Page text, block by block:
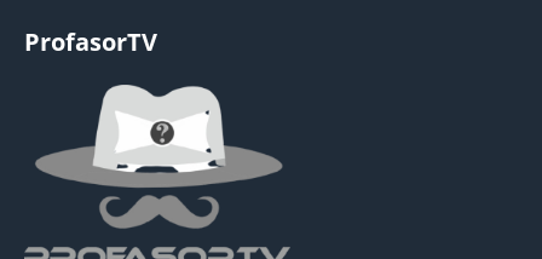
ProfasorTV